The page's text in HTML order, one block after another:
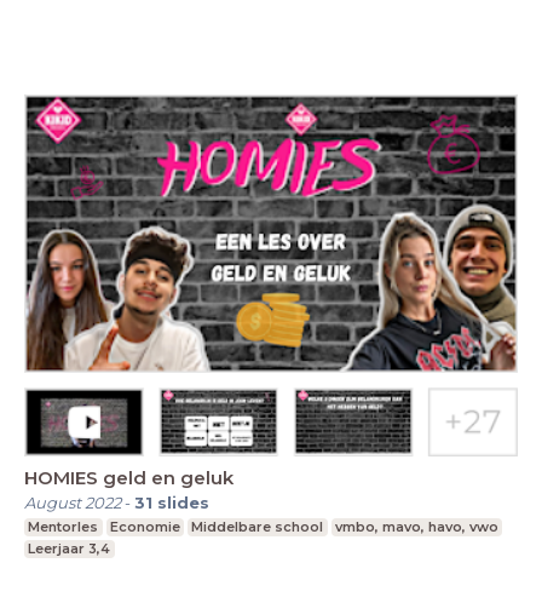
HOMIES geld en geluk
August 2022-31 slides
Mentorles Economie Middelbare school
vmbo, mavo, havo, vwo
Leerjaar 3,4